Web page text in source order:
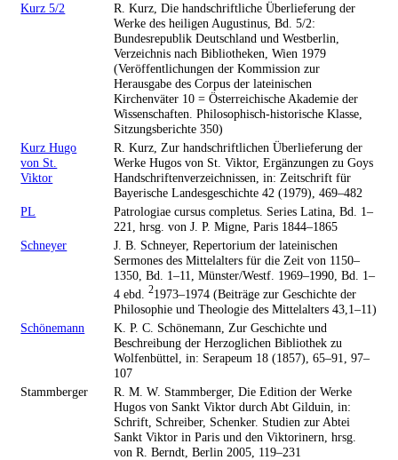
Kurz 5/2
R. Kurz, Die handschriftliche Überlieferung der
Werke des heiligen Augustinus, Bd. 5/2:
Bundesrepublik Deutschland und Westberlin,
Verzeichnis nach Bibliotheken, Wien 1979
(Veröffentlichungen der Kommission zur
Herausgabe des Corpus der lateinischen
Kirchenväter 10 = Österreichische Akademie der
Wissenschaften. Philosophisch-historische Klasse,
Sitzungsberichte 350)
Kurz Hugo
von St.
Viktor
R. Kurz, Zur handschriftlichen Überlieferung der
Werke Hugos von St. Viktor, Ergänzungen zu Goys
Handschriftenverzeichnissen, in: Zeitschrift für
Bayerische Landesgeschichte 42 (1979), 469–482
PL
Patrologiae cursus completus. Series Latina, Bd. 1–
221, hrsg. von J. P. Migne, Paris 1844–1865
Schneyer
J. B. Schneyer, Repertorium der lateinischen
Sermones des Mittelalters für die Zeit von 1150–
1350, Bd. 1–11, Münster/Westf. 1969–1990, Bd. 1–
4 ebd.21973–1974 (Beiträge zur Geschichte der
Philosophie und Theologie des Mittelalters 43,1–11)
Schönemann
K. P. C. Schönemann, Zur Geschichte und
Beschreibung der Herzoglichen Bibliothek zu
Wolfenbüttel, in: Serapeum 18 (1857), 65–91, 97–
107
Stammberger
R. M. W. Stammberger, Die Edition der Werke
Hugos von Sankt Viktor durch Abt Gilduin, in:
Schrift, Schreiber, Schenker. Studien zur Abtei
Sankt Viktor in Paris und den Viktorinern, hrsg.
von R. Berndt, Berlin 2005, 119–231